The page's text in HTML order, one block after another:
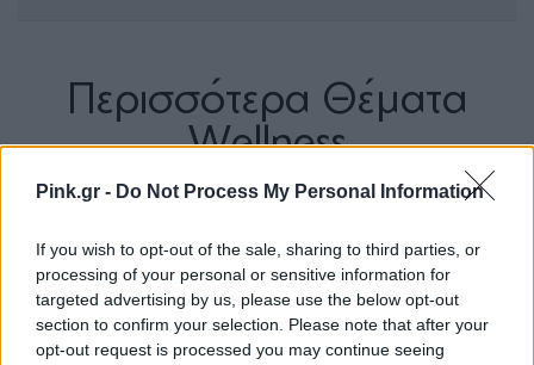
Pink.gr - Do Not Process My Personal Information
If you wish to opt-out of the sale, sharing to third parties, or
processing of your personal or sensitive information for
targeted advertising by us, please use the below opt-out
section to confirm your selection. Please note that after your
opt-out request is processed you may continue seeing
Περισσότερα Θέματα
Wellness
WELLNESS
την κατάθλιψη – ειδικά στις
γυναίκες
ΔΈΣΠΟΙΝΑ ΠΟΛΥΧΡΟΝΊΔΟΥ ΑΥΓ 10, 2026